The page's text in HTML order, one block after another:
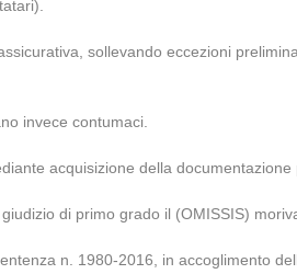
sollevando eccezioni
invece contumaci.
acquisizione della
di primo grado il (OMISSIS)
n. 1980-2016, in accoglimento